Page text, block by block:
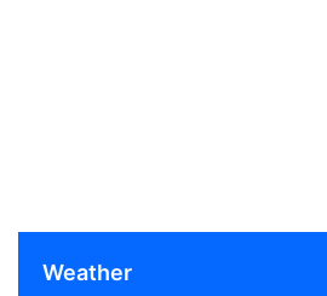
Weather